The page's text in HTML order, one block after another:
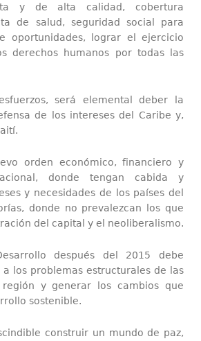
y de alta calidad, cobertura
de salud, seguridad social para
oportunidades, lograr el ejercicio
derechos humanos por todas las
será elemental deber la
de los intereses del Caribe y,
orden económico, financiero y
donde tengan cabida y
y necesidades de los países del
donde no prevalezcan los que
del capital y el neoliberalismo.
después del 2015 debe
los problemas estructurales de las
y generar los cambios que
sostenible.
construir un mundo de paz,